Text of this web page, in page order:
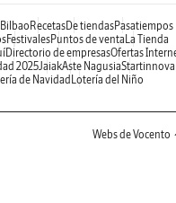
RecetasDe tiendasPasatiempos
FestivalesPuntos de venta La Tienda
Directorio de empresasOfertas
2025JaiakAste NagusiaStartinnova
de Navidad Lotería del Niño
Webs de Vocento